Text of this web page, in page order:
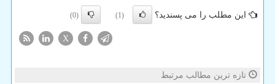
این مطلب را می پسندید؟ (1)
(0)
X
تازه ترین مطالب مرتبط